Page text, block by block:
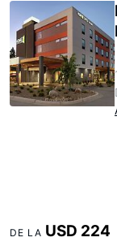
DE LA USD 224